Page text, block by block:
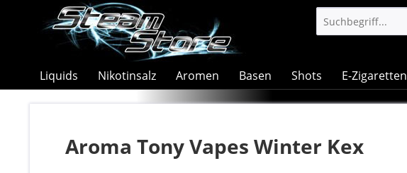
Liquids Nikotinsalz Aromen Basen Shots E-Zigaretten
Aroma Tony Vapes Winter Kex